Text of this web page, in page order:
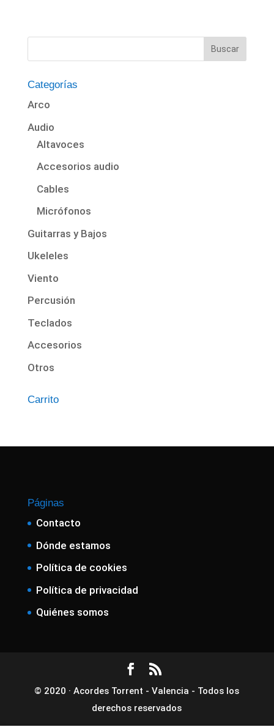
Categorías
Arco
Audio
Altavoces
Accesorios audio
Cables
Micrófonos
Guitarras y Bajos
Ukeleles
Viento
Percusión
Teclados
Accesorios
Otros
Carrito
Páginas
Contacto
Dónde estamos
Política de cookies
Política de privacidad
Quiénes somos
© 2020 · Acordes Torrent - Valencia - Todos los
derechos reservados